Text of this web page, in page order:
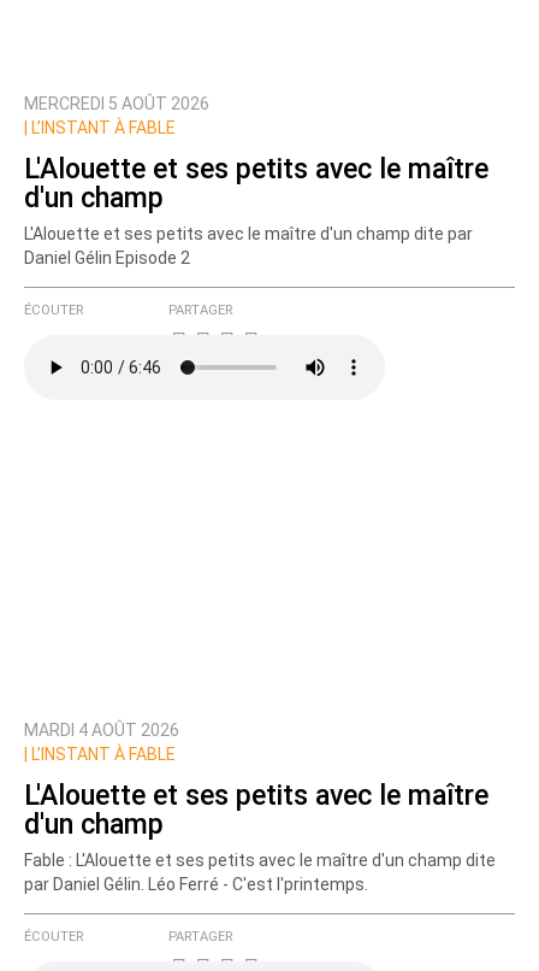
MERCREDI 5 AOÛT 2026
L’INSTANT À FABLE
L'Alouette et ses petits avec le maître
d'un champ
L'Alouette et ses petits avec le maître d'un champ dite par
Daniel Gélin Episode 2
ÉCOUTER PARTAGER
MARDI 4 AOÛT 2026
L’INSTANT À FABLE
L'Alouette et ses petits avec le maître
d'un champ
Fable : L'Alouette et ses petits avec le maître d'un champ dite
par Daniel Gélin. Léo Ferré - C'est l'printemps.
ÉCOUTER PARTAGER